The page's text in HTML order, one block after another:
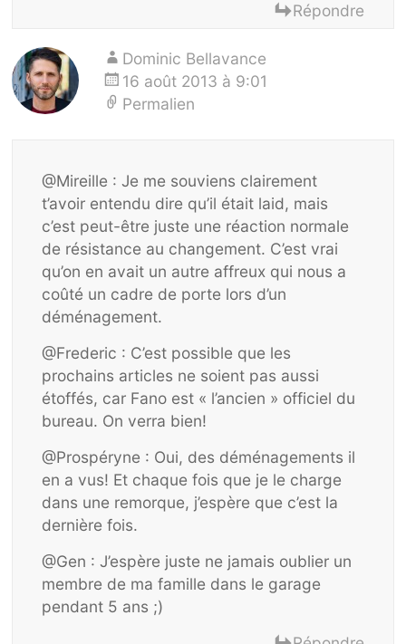
Répondre
Dominic Bellavance
16 août 2013 à 9:01
Permalien
@Mireille : Je me souviens clairement
t’avoir entendu dire qu’il était laid, mais
c’est peut-être juste une réaction normale
de résistance au changement. C’est vrai
qu’on en avait un autre affreux qui nous a
coûté un cadre de porte lors d’un
déménagement.
@Frederic : C’est possible que les
prochains articles ne soient pas aussi
étoffés, car Fano est « l’ancien » officiel du
bureau. On verra bien!
@Prospéryne : Oui, des déménagements il
en a vus! Et chaque fois que je le charge
dans une remorque, j’espère que c’est la
dernière fois.
@Gen : J’espère juste ne jamais oublier un
membre de ma famille dans le garage
pendant 5 ans ;)